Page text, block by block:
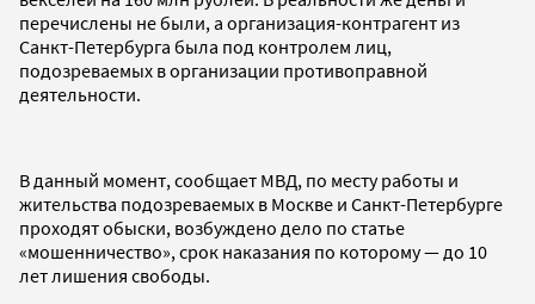
перечислены не были, а организация-контрагент из
Санкт-Петербурга была под контролем лиц,
подозреваемых в организации противоправной
деятельности.
В данный момент, сообщает МВД, по месту работы и
жительства подозреваемых в Москве и Санкт-Петербурге
проходят обыски, возбуждено дело по статье
«мошенничество», срок наказания по которому — до 10
лет лишения свободы.